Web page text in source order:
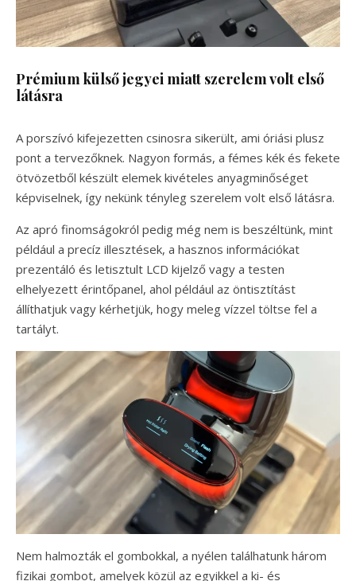
Prémium külső jegyei miatt szerelem volt első
látásra
A porszívó kifejezetten csinosra sikerült, ami óriási plusz
pont a tervezőknek. Nagyon formás, a fémes kék és fekete
ötvözetből készült elemek kivételes anyagminőséget
képviselnek, így nekünk tényleg szerelem volt első látásra.
Az apró finomságokról pedig még nem is beszéltünk, mint
például a precíz illesztések, a hasznos információkat
prezentáló és letisztult LCD kijelző vagy a testen
elhelyezett érintőpanel, ahol például az öntisztítást
állíthatjuk vagy kérhetjük, hogy meleg vízzel töltse fel a
tartályt.
Nem halmozták el gombokkal, a nyélen találhatunk három
fizikai gombot, amelyek közül az egyikkel a ki- és